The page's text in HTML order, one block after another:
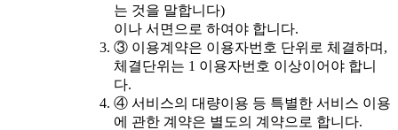
는 것을 말합니다)
이나 서면으로 하여야 합니다.
③ 이용계약은 이용자번호 단위로 체결하며,
체결단위는 1 이용자번호 이상이어야 합니
다.
④ 서비스의 대량이용 등 특별한 서비스 이용
에 관한 계약은 별도의 계약으로 합니다.